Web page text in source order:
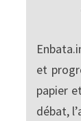
et
papier
débat,